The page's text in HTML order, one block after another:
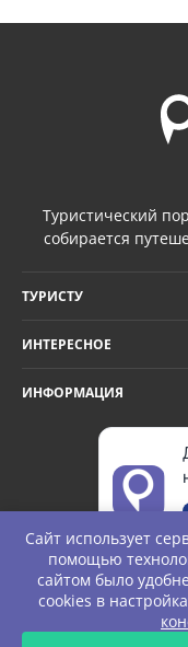
Туристический
собирается
ТУРИСТУ
ИНТЕРЕСНОЕ
ИНФОРМАЦИЯ
©
Сайт использует
помощью
сайтом было
cookies в